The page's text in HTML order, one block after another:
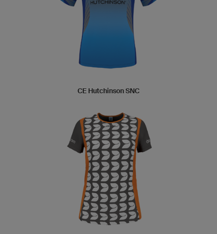
CE Hutchinson SNC